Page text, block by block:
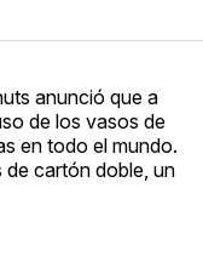
anunció que a
de los vasos de
en todo el mundo.
de cartón doble, un